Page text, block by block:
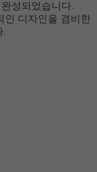
성되었습니다.
인 디자인을 겸비한
.